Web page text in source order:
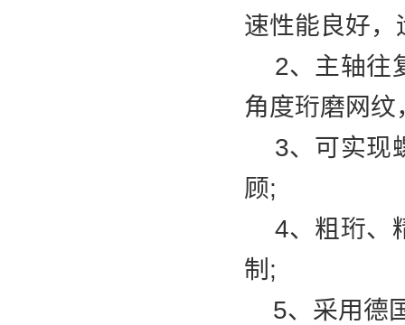
速性能良好，
2、主轴往
角度珩磨网纹
3、可实现
顾;
4、粗珩、
制;
5、采用德